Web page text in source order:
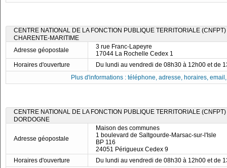
CENTRE NATIONAL DE LA FONCTION PUBLIQUE TERRITORIALE
CHARENTE-MARITIME
Adresse géopostale
3 rue Franc-Lapeyre
17044 La Rochelle Cedex 1
Horaires d'ouverture
Du lundi au vendredi de 08h30 à 12h00 et de
Plus d'informations : téléphone, adresse, horaires,
CENTRE NATIONAL DE LA FONCTION PUBLIQUE TERRITORIALE
DORDOGNE
Adresse géopostale
Maison des communes
1 boulevard de Saltgourde-Marsac-sur-l'Isle
BP 116
24051 Périgueux Cedex 9
Horaires d'ouverture
Du lundi au vendredi de 08h30 à 12h00 et de